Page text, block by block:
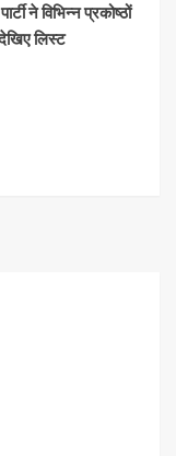
ने विभिन्न प्रकोष्ठों
लिस्ट